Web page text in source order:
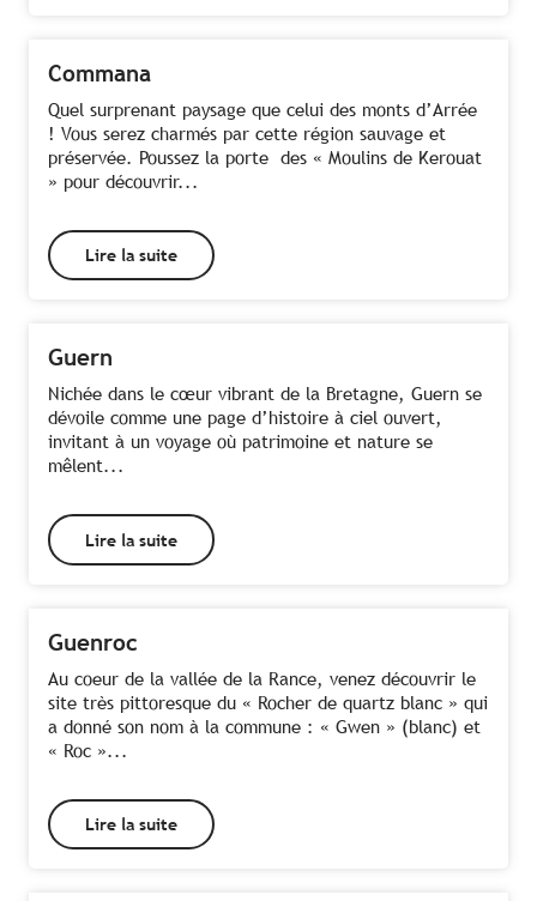
Commana
Quel surprenant paysage que celui des monts d’Arrée
! Vous serez charmés par cette région sauvage et
préservée. Poussez la porte des « Moulins de Kerouat
» pour découvrir...
Lire la suite
Guern
Nichée dans le cœur vibrant de la Bretagne, Guern se
dévoile comme une page d’histoire à ciel ouvert,
invitant à un voyage où patrimoine et nature se
mêlent...
Lire la suite
Guenroc
Au coeur de la vallée de la Rance, venez découvrir le
site très pittoresque du « Rocher de quartz blanc » qui
a donné son nom à la commune : « Gwen » (blanc) et
« Roc »...
Lire la suite